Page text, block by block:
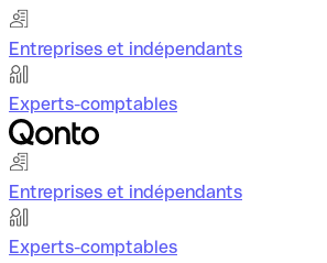
Entreprises et indépendants
Experts-comptables
Entreprises et indépendants
Experts-comptables